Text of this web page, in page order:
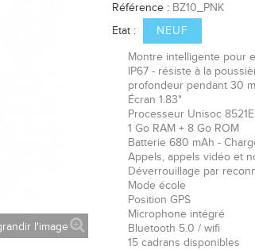
l'image
Référence : BZ10_PNK
Etat :
NEUF
Montre intelligente pour
IP67 - résiste à la
profondeur pendant 30
Écran 1.83"
Processeur Unisoc 8521E
1 Go RAM + 8 Go ROM
Batterie 680 mAh -
Appels, appels vidéo et
Déverrouillage par
Mode école
Position GPS
Microphone intégré
Bluetooth 5.0 / wifi
15 cadrans disponibles